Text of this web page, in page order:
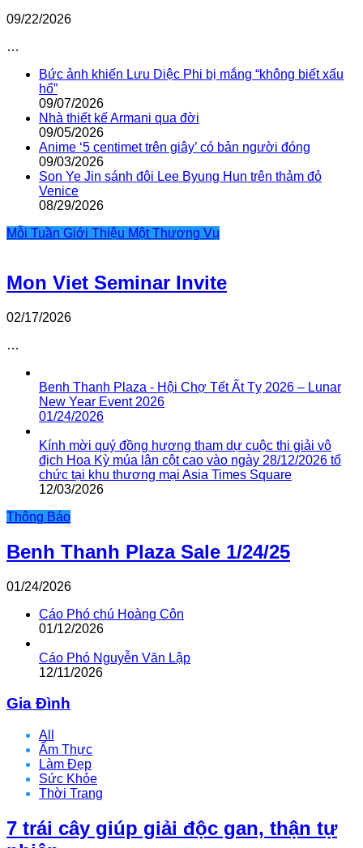
09/22/2026
…
Bức ảnh khiến Lưu Diệc Phi bị mắng “không biết xấu
hổ”
09/07/2026
Nhà thiết kế Armani qua đời
09/05/2026
Anime ‘5 centimet trên giây’ có bản người đóng
09/03/2026
Son Ye Jin sánh đôi Lee Byung Hun trên thảm đỏ
Venice
08/29/2026
Mỗi Tuần Giới Thiệu Một Thương Vụ
Mon Viet Seminar Invite
02/17/2026
…
Benh Thanh Plaza - Hội Chợ Tết Ất Tỵ 2026 – Lunar
New Year Event 2026
01/24/2026
Kính mời quý đồng hương tham dự cuộc thi giải vô
địch Hoa Kỳ múa lân cột cao vào ngày 28/12/2026 tổ
chức tại khu thương mại Asia Times Square
12/03/2026
Thông Báo
Benh Thanh Plaza Sale 1/24/25
01/24/2026
Cáo Phó chú Hoàng Côn
01/12/2026
Cáo Phó Nguyễn Văn Lập
12/11/2026
Gia Đình
All
Ẩm Thực
Làm Đẹp
Sức Khỏe
Thời Trang
7 trái cây giúp giải độc gan, thận tự